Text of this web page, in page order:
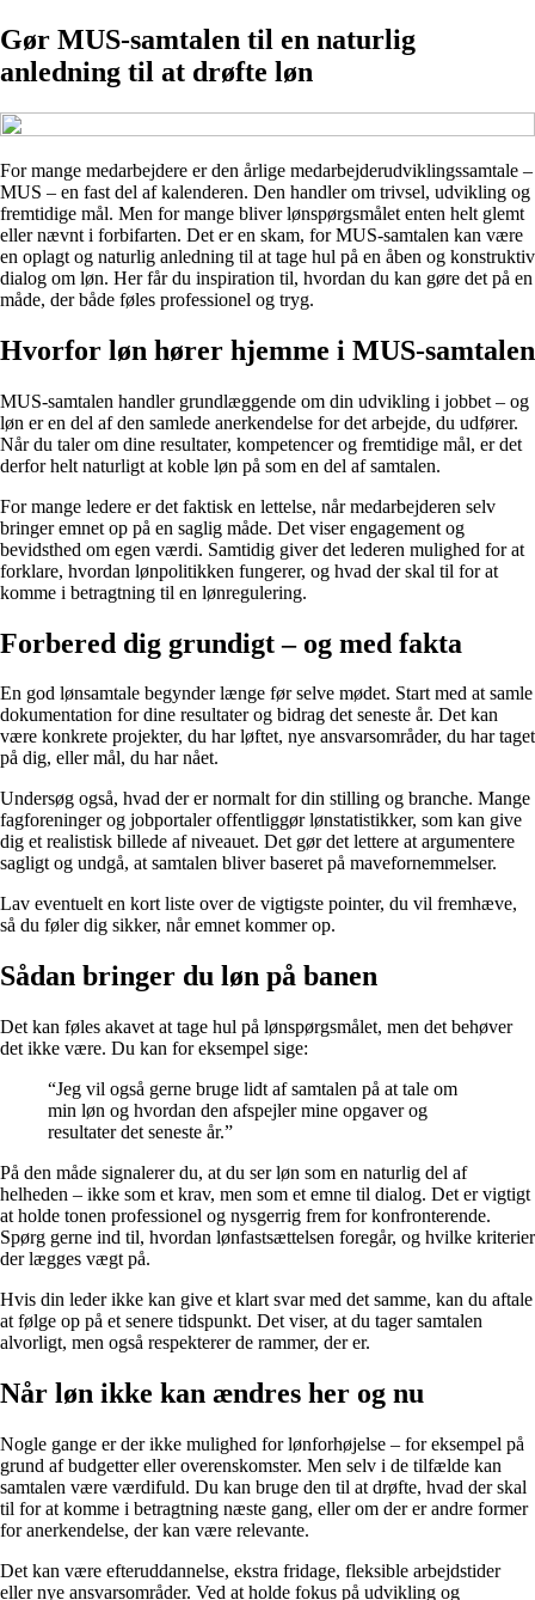
Gør MUS-samtalen til en naturlig
anledning til at drøfte løn
For mange medarbejdere er den årlige medarbejderudviklingssamtale –
MUS – en fast del af kalenderen. Den handler om trivsel, udvikling og
fremtidige mål. Men for mange bliver lønspørgsmålet enten helt glemt
eller nævnt i forbifarten. Det er en skam, for MUS-samtalen kan være
en oplagt og naturlig anledning til at tage hul på en åben og konstruktiv
dialog om løn. Her får du inspiration til, hvordan du kan gøre det på en
måde, der både føles professionel og tryg.
Hvorfor løn hører hjemme i MUS-samtalen
MUS-samtalen handler grundlæggende om din udvikling i jobbet – og
løn er en del af den samlede anerkendelse for det arbejde, du udfører.
Når du taler om dine resultater, kompetencer og fremtidige mål, er det
derfor helt naturligt at koble løn på som en del af samtalen.
For mange ledere er det faktisk en lettelse, når medarbejderen selv
bringer emnet op på en saglig måde. Det viser engagement og
bevidsthed om egen værdi. Samtidig giver det lederen mulighed for at
forklare, hvordan lønpolitikken fungerer, og hvad der skal til for at
komme i betragtning til en lønregulering.
Forbered dig grundigt – og med fakta
En god lønsamtale begynder længe før selve mødet. Start med at samle
dokumentation for dine resultater og bidrag det seneste år. Det kan
være konkrete projekter, du har løftet, nye ansvarsområder, du har taget
på dig, eller mål, du har nået.
Undersøg også, hvad der er normalt for din stilling og branche. Mange
fagforeninger og jobportaler offentliggør lønstatistikker, som kan give
dig et realistisk billede af niveauet. Det gør det lettere at argumentere
sagligt og undgå, at samtalen bliver baseret på mavefornemmelser.
Lav eventuelt en kort liste over de vigtigste pointer, du vil fremhæve,
så du føler dig sikker, når emnet kommer op.
Sådan bringer du løn på banen
Det kan føles akavet at tage hul på lønspørgsmålet, men det behøver
det ikke være. Du kan for eksempel sige:
“Jeg vil også gerne bruge lidt af samtalen på at tale om
min løn og hvordan den afspejler mine opgaver og
resultater det seneste år.”
På den måde signalerer du, at du ser løn som en naturlig del af
helheden – ikke som et krav, men som et emne til dialog. Det er vigtigt
at holde tonen professionel og nysgerrig frem for konfronterende.
Spørg gerne ind til, hvordan lønfastsættelsen foregår, og hvilke kriterier
der lægges vægt på.
Hvis din leder ikke kan give et klart svar med det samme, kan du aftale
at følge op på et senere tidspunkt. Det viser, at du tager samtalen
alvorligt, men også respekterer de rammer, der er.
Når løn ikke kan ændres her og nu
Nogle gange er der ikke mulighed for lønforhøjelse – for eksempel på
grund af budgetter eller overenskomster. Men selv i de tilfælde kan
samtalen være værdifuld. Du kan bruge den til at drøfte, hvad der skal
til for at komme i betragtning næste gang, eller om der er andre former
for anerkendelse, der kan være relevante.
Det kan være efteruddannelse, ekstra fridage, fleksible arbejdstider
eller nye ansvarsområder. Ved at holde fokus på udvikling og